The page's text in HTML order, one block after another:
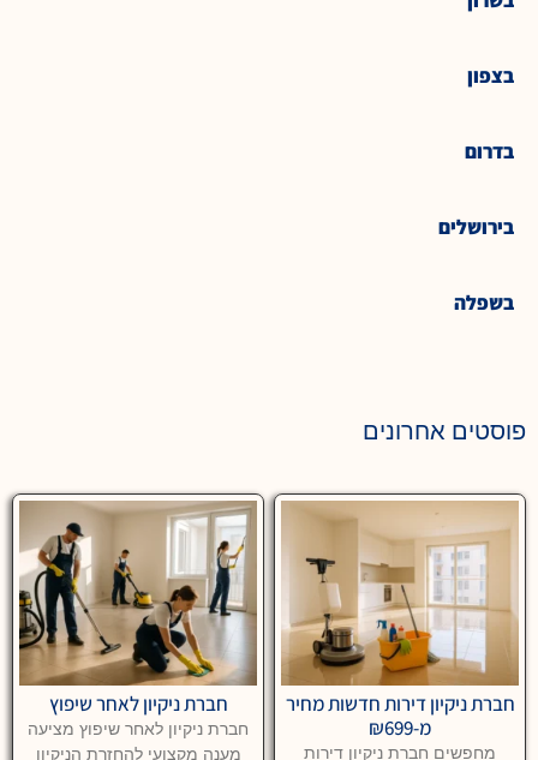
בצפון
בדרום
בירושלים
בשפלה
פוסטים אחרונים
חברת ניקיון דירות חדשות מחיר
מ-₪699
מחפשים חברת ניקיון דירות
חברת ניקיון לאחר שיפוץ
חברת ניקיון לאחר שיפוץ מציעה
מענה מקצועי להחזרת הניקיון